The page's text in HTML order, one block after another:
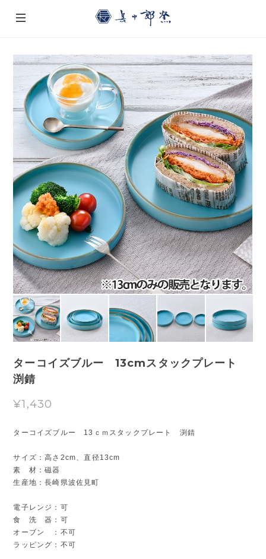
ターコイズブルー 13cmスタックプレート
渕錆
¥1,430
ターコイズブルー 13ｃｍスタックプレート 渕錆
サイズ：高さ2cm、直径13cm
素 材：磁器
生産地：長崎県波佐見町
電子レンジ：可
食 洗 器：可
オーブン ：不可
ラッピング：不可